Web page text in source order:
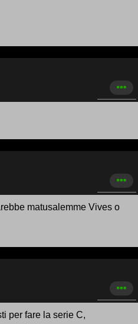
matusalemme Vives o
per fare la serie C,